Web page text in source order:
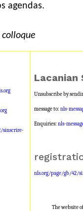
agendas.
sinscrire-
Lacanian
Unsubscribe by
message to: nls-
Enquiries: nls-
nls.org/page/gb/42/
The website